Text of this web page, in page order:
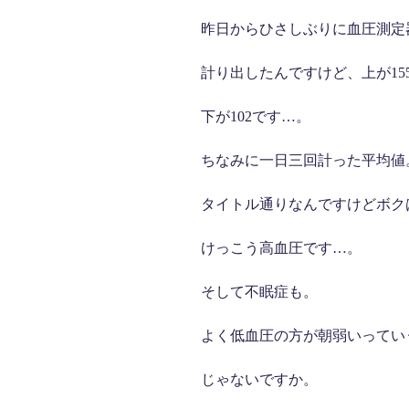
昨日からひさしぶりに血圧測定
計り出したんですけど、上が
下が102です…。
ちなみに一日三回計った平均値
タイトル通りなんですけどボク
けっこう高血圧です…。
そして不眠症も。
よく低血圧の方が朝弱いってい
じゃないですか。